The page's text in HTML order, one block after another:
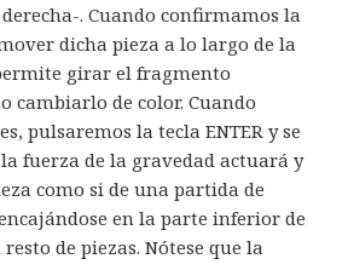
. Cuando confirmamos la
dicha pieza a lo largo de la
girar el fragmento
cambiarlo de color. Cuando
pulsaremos la tecla ENTER y se
fuerza de la gravedad actuará y
como si de una partida de
en la parte inferior de
de piezas. Nótese que la